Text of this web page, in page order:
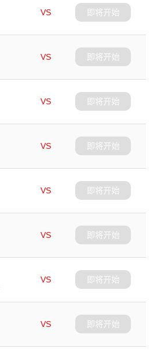
VS
即将开始
VS
即将开始
VS
即将开始
VS
即将开始
VS
即将开始
VS
即将开始
VS
即将开始
VS
即将开始